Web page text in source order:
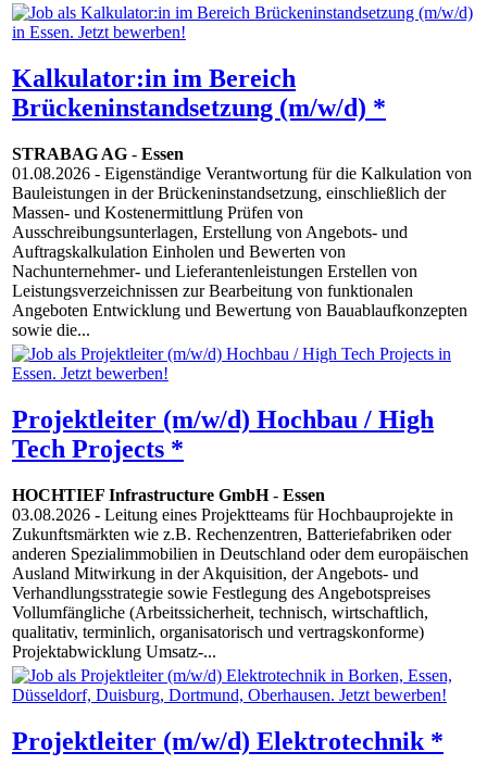
Kalkulator:in im Bereich
Brückeninstandsetzung (m/w/d) *
STRABAG AG - Essen
01.08.2026 - Eigenständige Verantwortung für die Kalkulation von
Bauleistungen in der Brückeninstandsetzung, einschließlich der
Massen- und Kostenermittlung Prüfen von
Ausschreibungsunterlagen, Erstellung von Angebots- und
Auftragskalkulation Einholen und Bewerten von
Nachunternehmer- und Lieferantenleistungen Erstellen von
Leistungsverzeichnissen zur Bearbeitung von funktionalen
Angeboten Entwicklung und Bewertung von Bauablaufkonzepten
sowie die...
Projektleiter (m/w/d) Hochbau / High
Tech Projects *
HOCHTIEF Infrastructure GmbH- Essen
03.08.2026 - Leitung eines Projektteams für Hochbauprojekte in
Zukunftsmärkten wie z.B. Rechenzentren, Batteriefabriken oder
anderen Spezialimmobilien in Deutschland oder dem europäischen
Ausland Mitwirkung in der Akquisition, der Angebots- und
Verhandlungsstrategie sowie Festlegung des Angebotspreises
Vollumfängliche (Arbeitssicherheit, technisch, wirtschaftlich,
qualitativ, terminlich, organisatorisch und vertragskonforme)
Projektabwicklung Umsatz-...
Projektleiter (m/w/d) Elektrotechnik *